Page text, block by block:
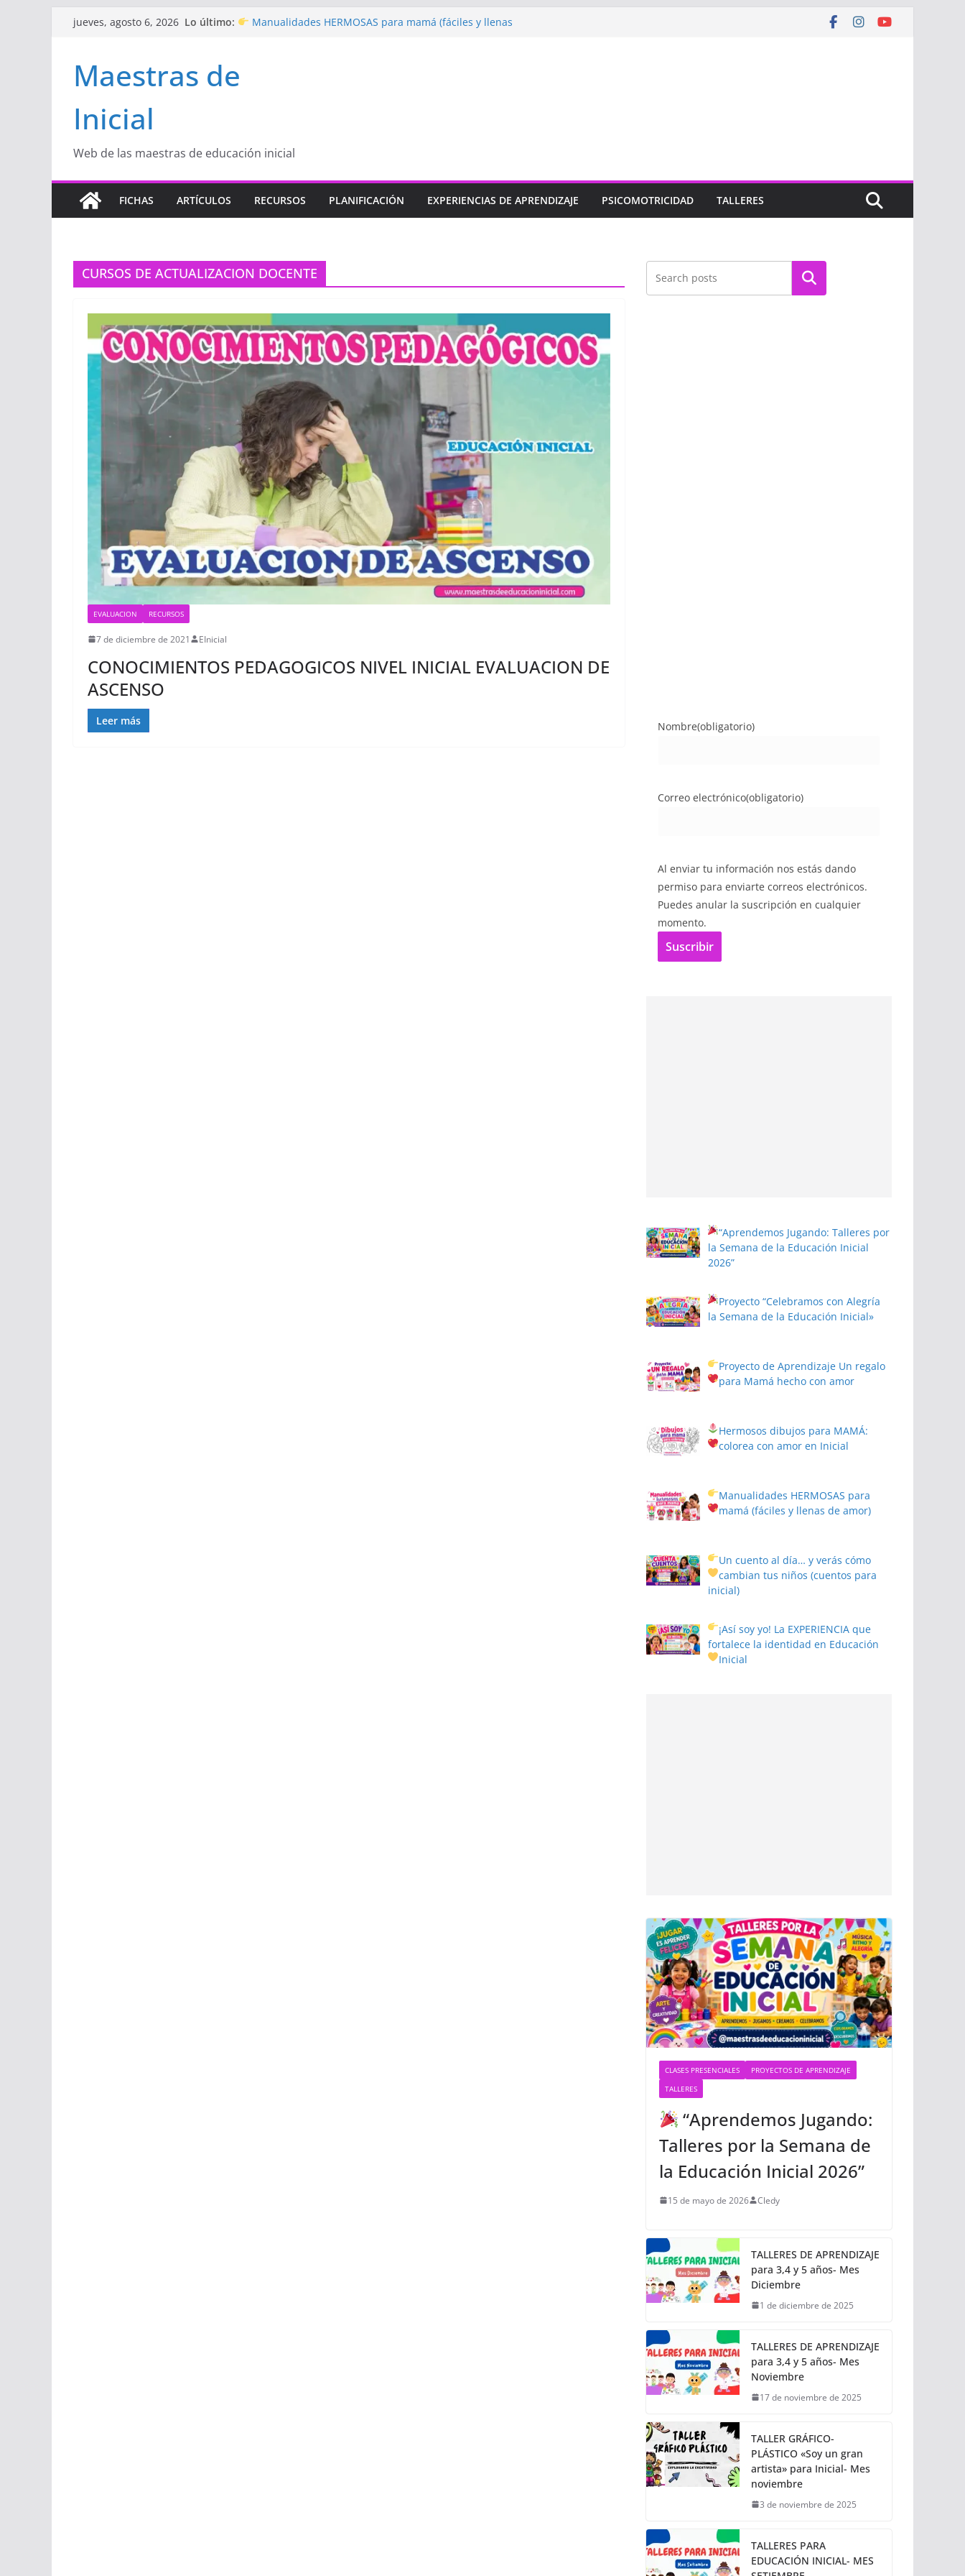
Saltarjueves, agosto 6, 2026 Lo último:
Manualidades HERMOSAS para mamá (fáciles y llenas
Proyecto
Inicial
Maestras de
Inicial
Web de las maestras de educación inicial
FICHAS ARTÍCULOS RECURSOS PLANIFICACIÓN EXPERIENCIAS DE APRENDIZAJE PSICOMOTRICIDAD TALLERES
CURSOS DE ACTUALIZACION DOCENTE
EVALUACION RECURSOS
7 de diciembre de 2021 EInicial
CONOCIMIENTOS PEDAGOGICOS NIVEL INICIAL EVALUACION DE
ASCENSO
Leer más
Buscar
Nombre(obligatorio)
Correo electrónico(obligatorio)
Al enviar tu información nos estás dando
permiso para enviarte correos electrónicos.
Puedes anular la suscripción en cualquier
momento.
Suscribir
“Aprendemos Jugando: Talleres por
la Semana de la Educación Inicial
2026”
Proyecto“Celebramos con Alegría
la Semana de la Educación Inicial»
Proyecto de Aprendizaje Un regalo
para Mamá hecho con amor
Hermosos dibujos para MAMÁ:
colorea con amor en Inicial
Manualidades HERMOSAS para
mamá (fáciles y llenas de amor)
Un cuento al día… y verás cómo
cambian tus niños(cuentos para
inicial)
¡Así soy yo! La EXPERIENCIA que
fortalece la identidad en Educación
Inicial
CLASES PRESENCIALES
PROYECTOS DE APRENDIZAJE
TALLERES
“Aprendemos Jugando:
Talleres por la Semana de
la Educación Inicial 2026”
15 de mayo de 2026 Cledy
TALLERES DE APRENDIZAJE
para 3,4 y 5 años- Mes
Diciembre
1 de diciembre de 2025
TALLERES DE APRENDIZAJE
para 3,4 y 5 años- Mes
Noviembre
17 de noviembre de 2025
TALLER GRÁFICO-
PLÁSTICO «Soy un gran
artista» para Inicial- Mes
noviembre
3 de noviembre de 2025
TALLERES PARA
EDUCACIÓN INICIAL- MES